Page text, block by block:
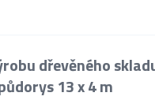
dřevěného
13 x 4 m